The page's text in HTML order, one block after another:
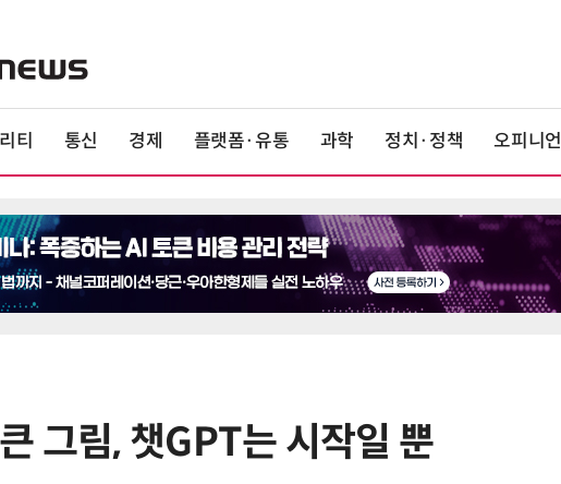
티 통신 경제 플랫폼·유통 과학 정치·정책 오피니언
그림, 챗GPT는 시작일 뿐
6
[사설] AI 패권·산업 활력 제고에 모